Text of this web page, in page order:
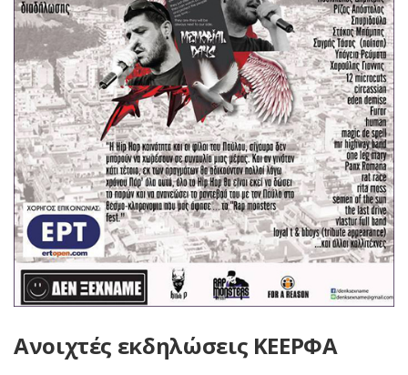
Ανοιχτές εκδηλώσεις ΚΕΕΡΦΑ